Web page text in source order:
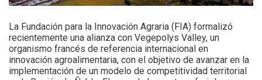
La Fundación para la Innovación Agraria (FIA) formalizó
recientemente una alianza con Vegepolys Valley, un
organismo francés de referencia internacional en
innovación agroalimentaria, con el objetivo de avanzar en la
implementación de un modelo de competitividad territorial